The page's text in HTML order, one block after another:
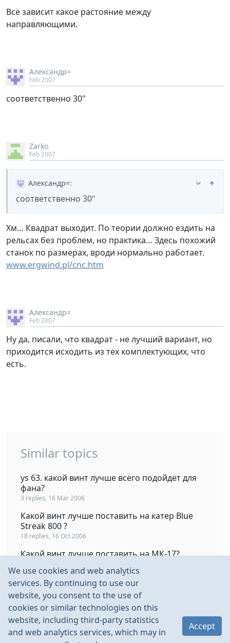
Всё зависит какое растояние между
направляющими.
Александр=
Feb 2007
соответственно 30"
Zarko
Feb 2007
Александр=:
соответственно 30"
Хм… Квадрат выходит. По теории должно ездить на
рельсах без проблем, но практика… Здесь похожий
станок по размерах, вроди нормально работает.
www.ergwind.pl/cnc.htm
Александр=
Feb 2007
Ну да, писали, что квадрат - не лучший вариант, но
приходится исходить из тех комплектующих, что
есть.
Similar topics
ys 63. какой винт лучше всего подойдет для
фана?
3 replies, 16 Mar 2006
Какой винт лучше поставить на катер Blue
Streak 800 ?
18 replies, 16 Oct 2006
Какой винт лучше поставить на МК-17?
Навскидку - какой ходовой винт лучше взять?
5 replies, 3 Jun 2011
Два варианта соединения FVP начинки
16 replies, 14 Oct 2010
We use cookies and web analytics
services. By continuing to use our
website, you consent to the use of
cookies or similar technologies on this
website, including third-party statistics
and web analytics services, which may in
Accept